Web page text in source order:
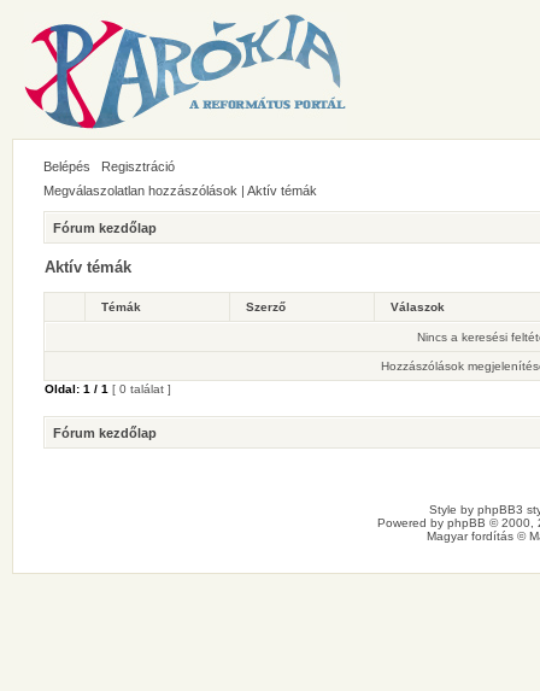
Belépés
Regisztráció
Megválaszolatlan hozzászólások | Aktív témák
Fórum kezdőlap
Aktív témák
Témák Szerző Válaszok
Nincs a keresési
Hozzászólások
Oldal: 1 / 1 [ 0 találat ]
Fórum kezdőlap
Style by phpBB3
Powered by phpBB © 2000,
Magyar fordítás ©